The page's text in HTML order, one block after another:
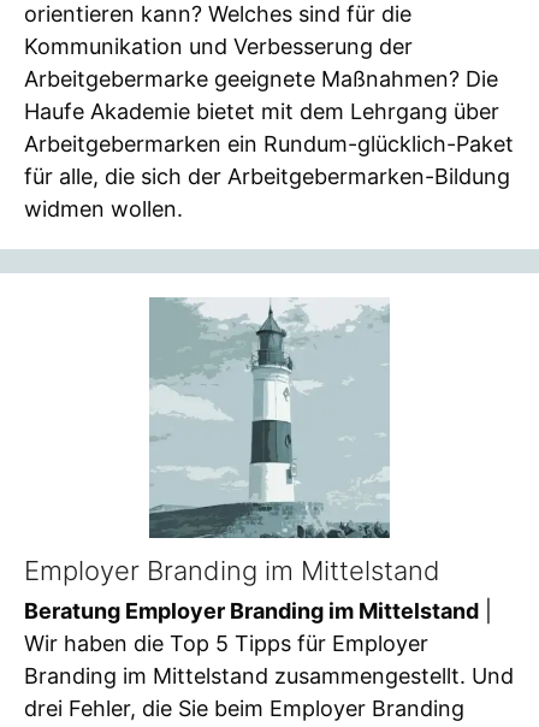
orientieren kann? Welches sind für die
Kommunikation und Verbesserung der
Arbeitgebermarke geeignete Maßnahmen? Die
Haufe Akademie bietet mit dem Lehrgang über
Arbeitgebermarken ein Rundum-glücklich-Paket
für alle, die sich der Arbeitgebermarken-Bildung
widmen wollen.
Employer Branding im Mittelstand
Beratung Employer Branding im Mittelstand
Wir haben die Top 5 Tipps für Employer
Branding im Mittelstand zusammengestellt. Und
drei Fehler, die Sie beim Employer Branding